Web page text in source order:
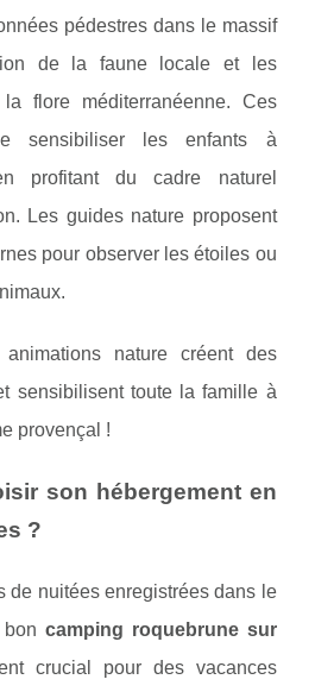
pédestres dans le massif
de la faune locale et les
flore méditerranéenne. Ces
sensibiliser les enfants à
profitant du cadre naturel
Les guides nature proposent
pour observer les étoiles ou
nature créent des
sensibilisent toute la famille à
provençal !
son hébergement en
?
de nuitées enregistrées dans le
camping roquebrune sur
crucial pour des vacances